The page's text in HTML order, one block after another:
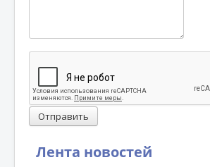
Лента новостей
Отправить